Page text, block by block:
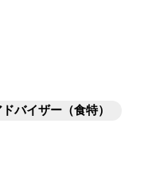
バイザー（食特）